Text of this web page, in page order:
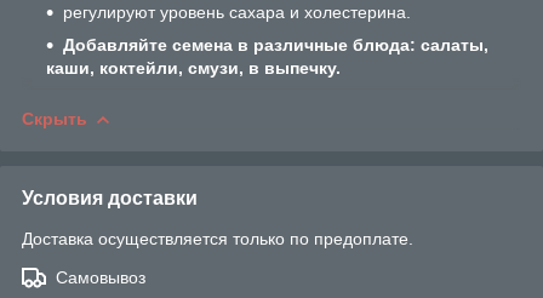
регулируют уровень сахара и холестерина.
Добавляйте семена в различные блюда: салаты,
каши, коктейли, смузи, в выпечку.
Скрыть
Условия доставки
Доставка осуществляется только по предоплате.
Самовывоз